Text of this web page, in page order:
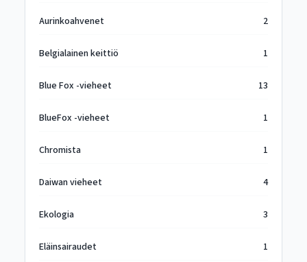
Aurinkoahvenet 2
Belgialainen keittiö 1
Blue Fox -vieheet 13
BlueFox -vieheet 1
Chromista 1
Daiwan vieheet 4
Ekologia 3
Eläinsairaudet 1